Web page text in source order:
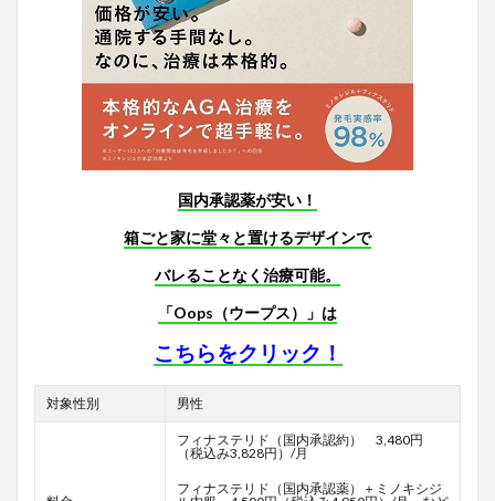
国内承認薬が安い！
箱ごと家に堂々と置けるデザインで
バレることなく治療可能。
「Oops（ウープス）」は
こちらをクリック！
対象性別 男性
フィナステリド（国内承認約） 3,480円
（税込み3,828円）/月
フィナステリド（国内承認薬）＋ミノキシジ